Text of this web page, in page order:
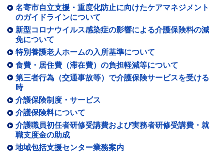
名寄市自立支援・重度化防止に向けたケアマネジメント
のガイドラインについて
新型コロナウイルス感染症の影響による介護保険料の減
免について
特別養護老人ホームの入所基準について
食費・居住費（滞在費）の負担軽減等について
第三者行為（交通事故等）で介護保険サービスを受ける
時
介護保険制度・サービス
介護保険料について
介護職員初任者研修受講費および実務者研修受講費・就
職支度金の助成
地域包括支援センター業務案内